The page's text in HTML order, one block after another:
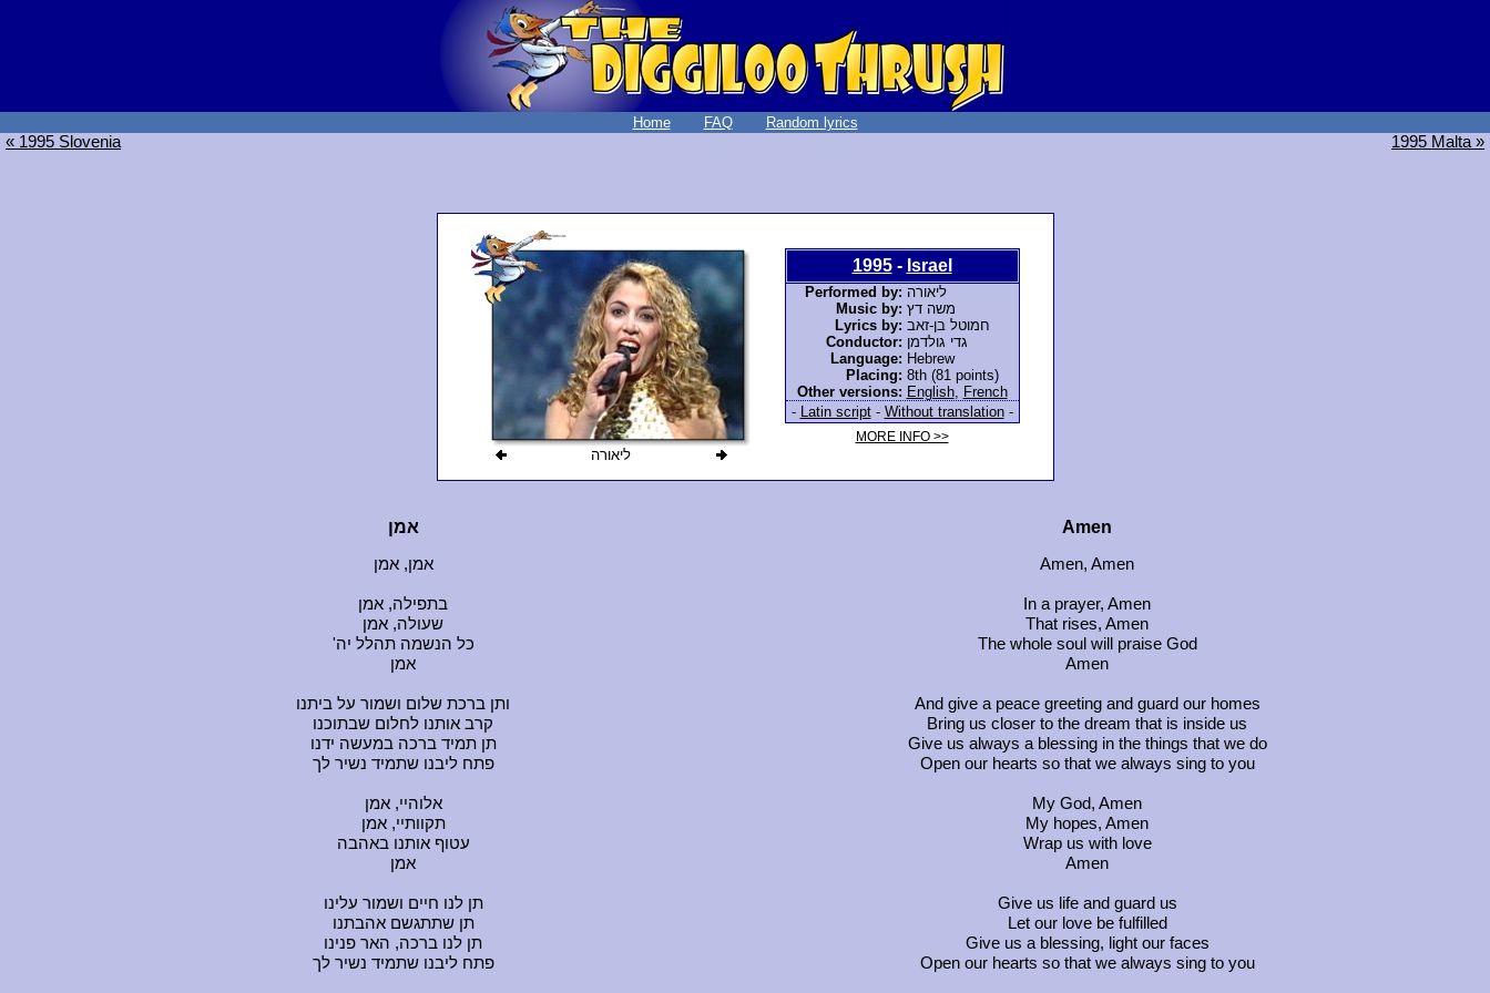
Home FAQ Random lyrics
« 1995 Slovenia 1995 Malta »
ליאורה
1995- Israel
Performed by: ליאורה
Music by: משה דץ
Lyrics by: חמוטל בן-זאב
Conductor: גדי גולדמן
Language: Hebrew
Placing: 8th (81 points)
Other versions: English,
French
-
Latin script- Without translation-
MORE INFO >>
אמן Amen
אמן, אמן Amen, Amen
בתפילה, אמן
In a prayer, Amen
שעולה, אמן
That rises, Amen
'כל הנשמה תהלל יה
The whole soul will praise God
אמן
Amen
ותן ברכת שלום ושמור על ביתנו
And give a peace greeting and guard our homes
קרב אותנו לחלום שבתוכנו
Bring us closer to the dream that is inside us
תן תמיד ברכה במעשה ידנו
Give us always a blessing in the things that we do
פתח ליבנו שתמיד נשיר לך
Open our hearts so that we always sing to you
אלוהיי, אמן
My God, Amen
תקוותיי, אמן
My hopes, Amen
עטוף אותנו באהבה
Wrap us with love
אמן
Amen
תן לנו חיים ושמור עלינו
Give us life and guard us
תן שתתגשם אהבתנו
Let our love be fulfilled
תן לנו ברכה, האר פנינו
Give us a blessing, light our faces
פתח ליבנו שתמיד נשיר לך
Open our hearts so that we always sing to you